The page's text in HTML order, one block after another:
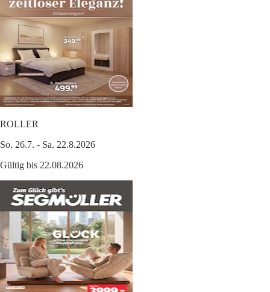
ROLLER
So. 26.7. - Sa. 22.8.2026
Gültig bis 22.08.2026